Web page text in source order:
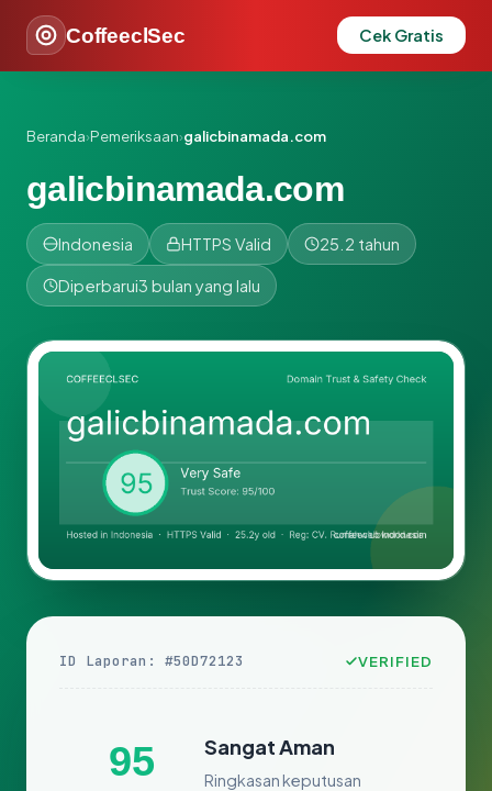
CoffeeclSec Cek Gratis
Beranda›Pemeriksaan›galicbinamada.com
galicbinamada.com
Indonesia HTTPS Valid 25.2 tahun
Diperbarui3 bulan yang lalu
ID Laporan: #50D72123 VERIFIED
95 Sangat Aman
Ringkasan keputusan